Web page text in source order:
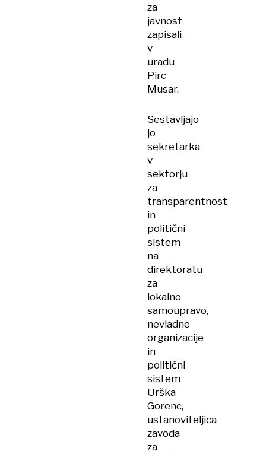
za
javnost
zapisali
v
uradu
Pirc
Musar.
Sestavljajo
jo
sekretarka
v
sektorju
za
transparentnost
in
politični
sistem
na
direktoratu
za
lokalno
samoupravo,
nevladne
organizacije
in
politični
sistem
Urška
Gorenc,
ustanoviteljica
zavoda
za